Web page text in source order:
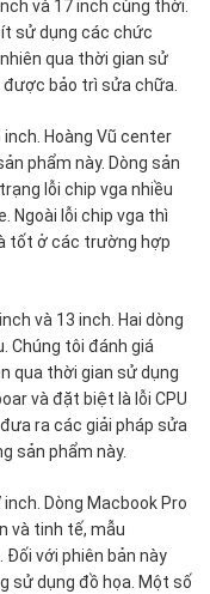
và 17 inch cùng thời.
sử dụng các chức
qua thời gian sử
bảo trì sửa chữa.
inch. Hoàng Vũ center
phẩm này. Dòng sản
lỗi chip vga nhiều
Ngoài lỗi chip vga thì
tốt ở các trường hợp
và 13 inch. Hai dòng
Chúng tôi đánh giá
qua thời gian sử dụng
và đặt biệt là lỗi CPU
ra các giải pháp sửa
sản phẩm này.
inch. Dòng Macbook Pro
và tinh tế, mẫu
Đối với phiên bản này
sử dụng đồ họa. Một số